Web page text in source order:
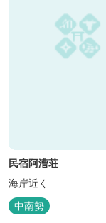
民宿阿漕荘
海岸近く
中南勢